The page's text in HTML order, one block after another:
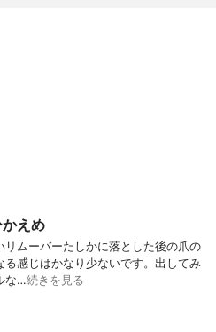
えめ
ムーバーたしかに落とした後の爪の
感じはかなり少ないです。出してみ
な…続きを見る